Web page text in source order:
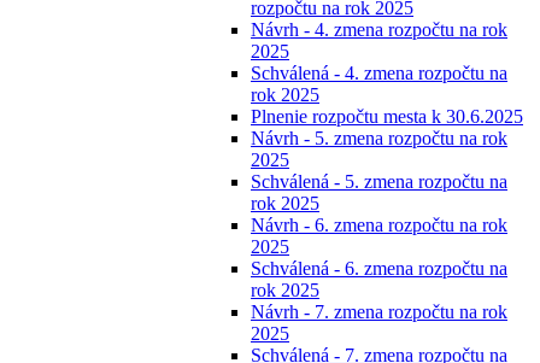
rozpočtu na rok 2025
Návrh - 4. zmena rozpočtu na rok
2025
Schválená - 4. zmena rozpočtu na
rok 2025
Plnenie rozpočtu mesta k 30.6.2025
Návrh - 5. zmena rozpočtu na rok
2025
Schválená - 5. zmena rozpočtu na
rok 2025
Návrh - 6. zmena rozpočtu na rok
2025
Schválená - 6. zmena rozpočtu na
rok 2025
Návrh - 7. zmena rozpočtu na rok
2025
Schválená - 7. zmena rozpočtu na